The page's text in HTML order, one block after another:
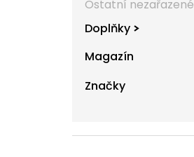
Ostatní nezařazené
Doplňky
Magazín
Značky